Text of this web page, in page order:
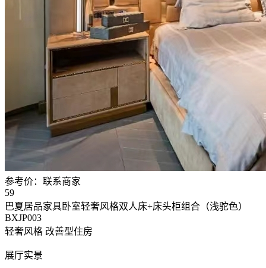
参考价： 联系商家
59
巴夏居品家具卧室轻奢风格双人床+床头柜组合（浅驼色）
BXJP003
轻奢风格 改善型住房
展厅实景